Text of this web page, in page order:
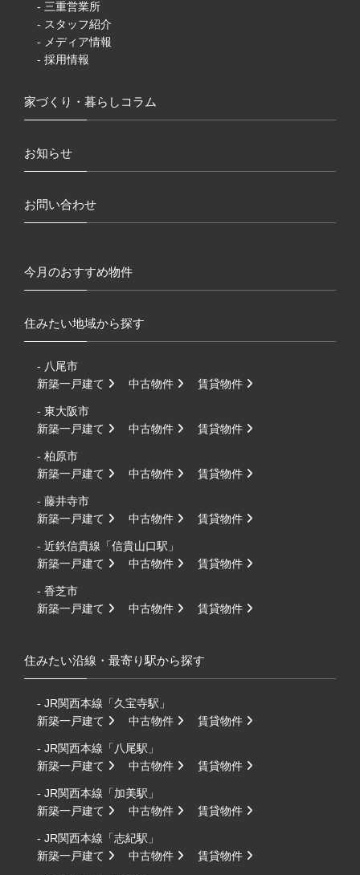
- 三重営業所
- スタッフ紹介
- メディア情報
- 採用情報
家づくり・暮らしコラム
お知らせ
お問い合わせ
今月のおすすめ物件
住みたい地域から探す
- 八尾市
新築一戸建て
中古物件 賃貸物件
- 東大阪市
新築一戸建て
中古物件 賃貸物件
- 柏原市
新築一戸建て
中古物件 賃貸物件
- 藤井寺市
新築一戸建て
中古物件 賃貸物件
- 近鉄信貴線「信貴山口駅」
新築一戸建て
中古物件 賃貸物件
- 香芝市
新築一戸建て
中古物件 賃貸物件
住みたい沿線・最寄り駅から探す
- JR関西本線「久宝寺駅」
新築一戸建て
中古物件 賃貸物件
- JR関西本線「八尾駅」
新築一戸建て
中古物件 賃貸物件
- JR関西本線「加美駅」
新築一戸建て
中古物件 賃貸物件
- JR関西本線「志紀駅」
新築一戸建て
中古物件 賃貸物件